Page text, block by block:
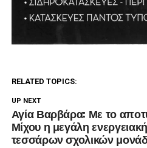
RELATED TOPICS:
UP NEXT
Αγία Βαρβάρα: Με το
Μίχου η μεγάλη
τεσσάρων σχολικών